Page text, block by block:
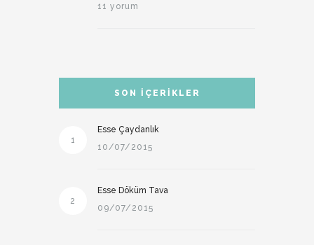
11 yorum
SON İÇERIKLER
1
Esse Çaydanlık
10/07/2015
2
Esse Döküm Tava
09/07/2015